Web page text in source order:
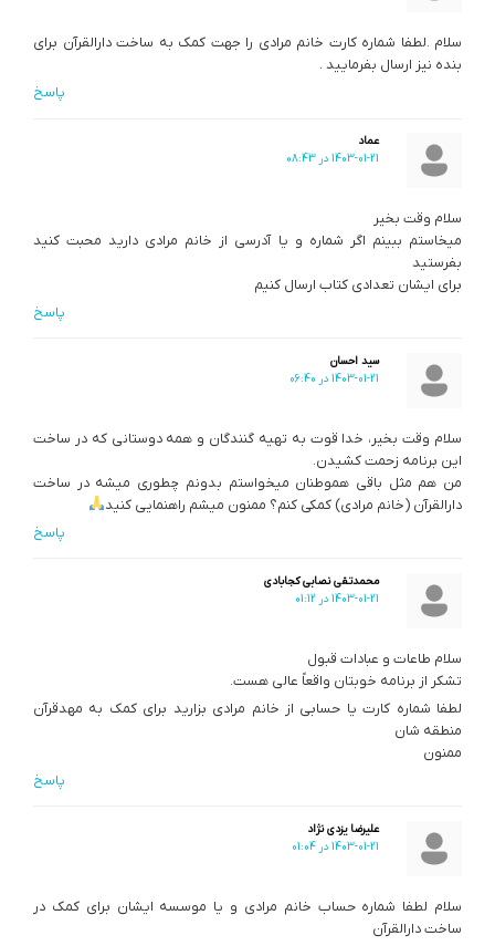
سلام .لطفا شماره کارت خانم مرادی را جهت کمک به ساخت دارالقرآن برای
بنده نیز ارسال بفرمایید .
پاسخ
عماد
1403-01-21 در 08:43
سلام وقت بخیر
میخاستم ببینم اگر شماره و یا آدرسی از خانم مرادی دارید محبت کنید
بفرستید
برای ایشان تعدادی کتاب ارسال کنیم
پاسخ
سید احسان
1403-01-21 در 06:40
سلام وقت بخیر، خدا قوت به تهیه گنندگان و همه دوستانی که در ساخت
این برنامه ‌زحمت کشیدن.
من هم مثل باقی هموطنان میخواستم بدونم چطوری میشه در ساخت
دارالقرآن (خانم مرادی) کمکی کنم؟ ممنون میشم راهنمایی کنید
پاسخ
محمدتقی نصابی کجابادی
1403-01-21 در 01:12
سلام طاعات و عبادات قبول
تشکر از برنامه خوبتان واقعاً عالی هست.
لطفا شماره کارت یا حسابی از خانم مرادی بزارید برای کمک به مهدقرآن
منطقه شان
ممنون
پاسخ
علیرضا یزدی نژاد
1403-01-21 در 01:04
سلام لطفا شماره حساب خانم مرادی و یا موسسه ایشان برای کمک در
ساخت دارالقرآن